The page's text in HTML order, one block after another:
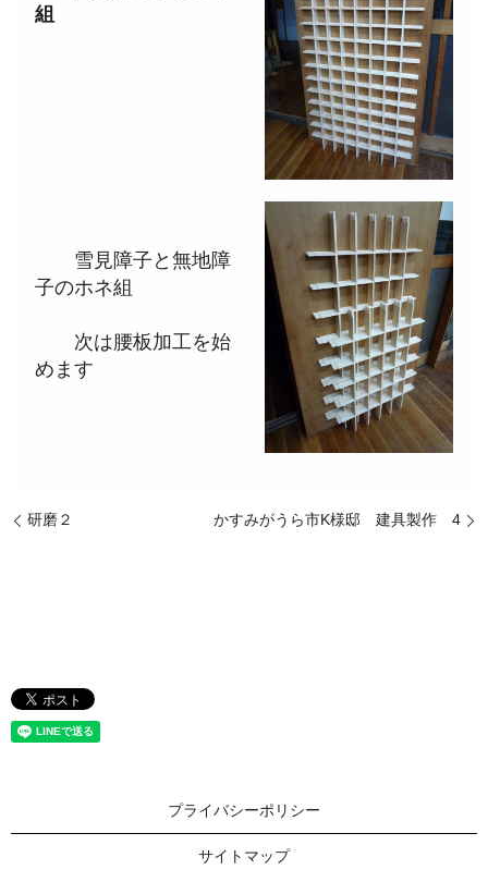
組
雪見障子と無地障
子のホネ組
次は腰板加工を始
めます
研磨２ かすみがうら市K様邸 建具製作 4
プライバシーポリシー
サイトマップ